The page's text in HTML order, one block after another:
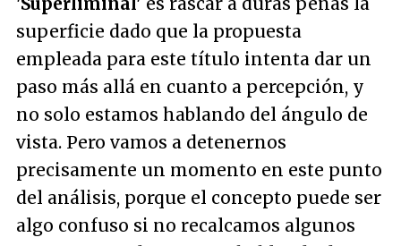
superficie dado que la propuesta
empleada para este título intenta dar un
paso más allá en cuanto a percepción, y
no solo estamos hablando del ángulo de
vista. Pero vamos a detenernos
precisamente un momento en este punto
del análisis, porque el concepto puede ser
algo confuso si no recalcamos algunos